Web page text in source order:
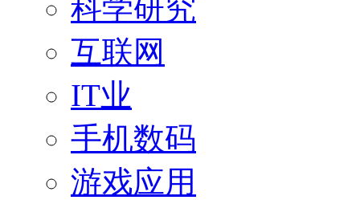
科学研究
互联网
IT业
手机数码
游戏应用